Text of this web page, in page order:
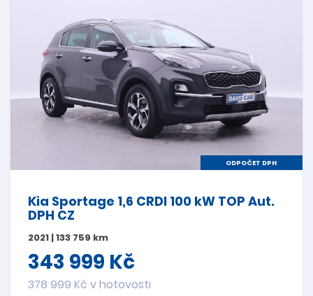
ODPOČET DPH
Kia Sportage 1,6 CRDI 100 kW TOP Aut.
DPH CZ
2021 | 133 759 km
343 999 Kč
378 999 Kč v hotovosti